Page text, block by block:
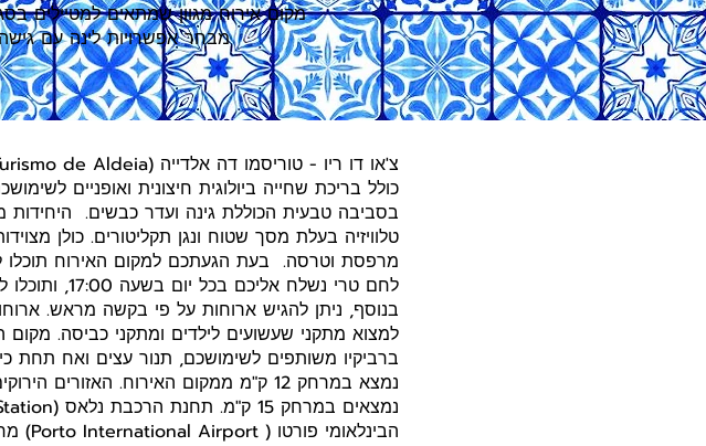
מקום אירוח מגוון שמתאים למטיילים
מבחר אפשרויות לינה עם גישה
כולל בריכת שחייה ביולוגית חיצונית ואופניים
בסביבה טבעית הכוללת גינה ועדר כבשים.
טלוויזיה בעלת מסך שטוח ונגן תקליטורים. כולן
מרפסת וטרסה. בעת הגעתכם למקום האירוח
לחם טרי
בנוסף, ניתן להגיש ארוחות על פי בקשה מראש.
ברביקיו משותפים לשימושכם, תנור עצים ואח תחת
הבינלאומי פורטו ( Porto International Airport) מרוחק 173 ק"מ ממקום האירוח.